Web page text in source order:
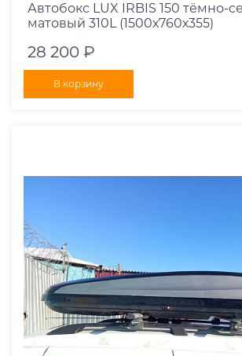
Автобокс LUX IRBIS 150 тёмно-
матовый 310L (1500х760х355)
28 200 ₽
В корзину